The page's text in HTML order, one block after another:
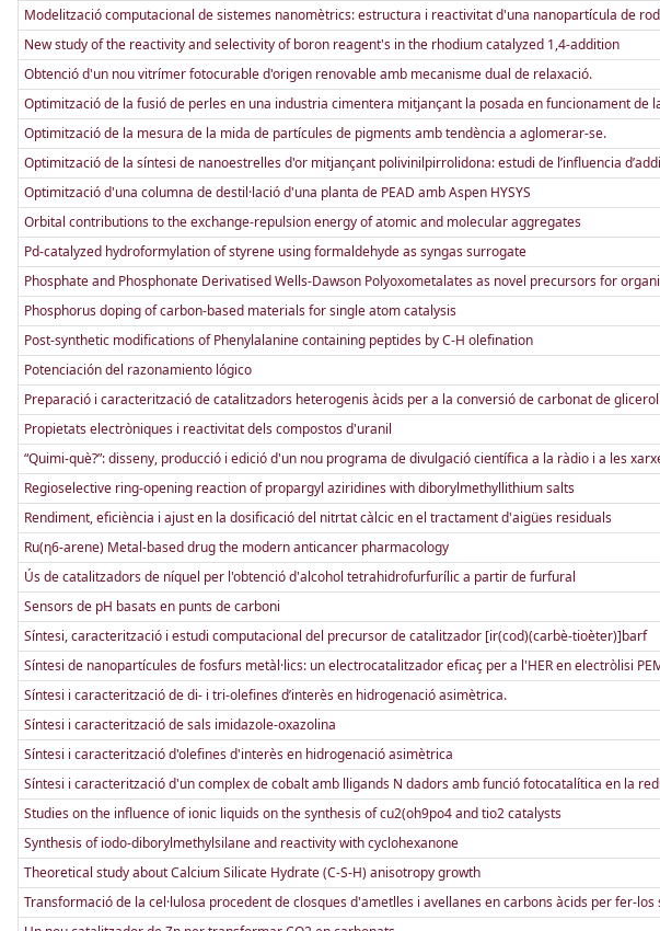
Modelització computacional de sistemes nanomètrics: estructura i reactivitat d'una nanopartícula de
New study of the reactivity and selectivity of boron reagent's in the rhodium catalyzed 1,4-addition
Obtenció d'un nou vitrímer fotocurable d'origen renovable amb mecanisme dual de relaxació.
Optimització de la fusió de perles en una industria cimentera mitjançant la posada en funcionament de
Optimització de la mesura de la mida de partícules de pigments amb tendència a aglomerar-se.
Optimització de la síntesi de nanoestrelles d'or mitjançant polivinilpirrolidona: estudi de l’influencia
Optimització d'una columna de destil·lació d'una planta de PEAD amb Aspen HYSYS
Orbital contributions to the exchange-repulsion energy of atomic and molecular aggregates
Pd-catalyzed hydroformylation of styrene using formaldehyde as syngas surrogate
Phosphate and Phosphonate Derivatised Wells-Dawson Polyoxometalates as novel precursors for
Phosphorus doping of carbon-based materials for single atom catalysis
Post-synthetic modifications of Phenylalanine containing peptides by C-H olefination
Potenciación del razonamiento lógico
Preparació i caracterització de catalitzadors heterogenis àcids per a la conversió de carbonat de
Propietats electròniques i reactivitat dels compostos d'uranil
“Quimi-què?”: disseny, producció i edició d'un nou programa de divulgació científica a la ràdio i a les
Regioselective ring-opening reaction of propargyl aziridines with diborylmethyllithium salts
Rendiment, eficiència i ajust en la dosificació del nitrtat càlcic en el tractament d'aigües residuals
Ru(η6-arene) Metal-based drug the modern anticancer pharmacology
Ús de catalitzadors de níquel per l'obtenció d'alcohol tetrahidrofurfurílic a partir de furfural
Sensors de pH basats en punts de carboni
Síntesi, caracterització i estudi computacional del precursor de catalitzador [ir(cod)(carbè-tioèter)]barf
Síntesi de nanopartícules de fosfurs metàl·lics: un electrocatalitzador eficaç per a l'HER en electròlisi
Síntesi i caracterització de di- i tri-olefines d’interès en hidrogenació asimètrica.
Síntesi i caracterització de sals imidazole-oxazolina
Síntesi i caracterització d'olefines d'interès en hidrogenació asimètrica
Síntesi i caracterització d'un complex de cobalt amb lligands N dadors amb funció fotocatalítica en la
Studies on the influence of ionic liquids on the synthesis of cu2(oh9po4 and tio2 catalysts
Synthesis of iodo-diborylmethylsilane and reactivity with cyclohexanone
Theoretical study about Calcium Silicate Hydrate (C-S-H) anisotropy growth
Transformació de la cel·lulosa procedent de closques d'ametlles i avellanes en carbons àcids per fer-